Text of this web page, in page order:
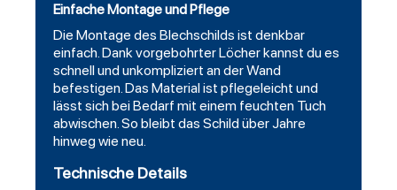
Einfache Montage und Pflege
Die Montage des Blechschilds ist denkbar
einfach. Dank vorgebohrter Löcher kannst du es
schnell und unkompliziert an der Wand
befestigen. Das Material ist pflegeleicht und
lässt sich bei Bedarf mit einem feuchten Tuch
abwischen. So bleibt das Schild über Jahre
hinweg wie neu.
Technische Details